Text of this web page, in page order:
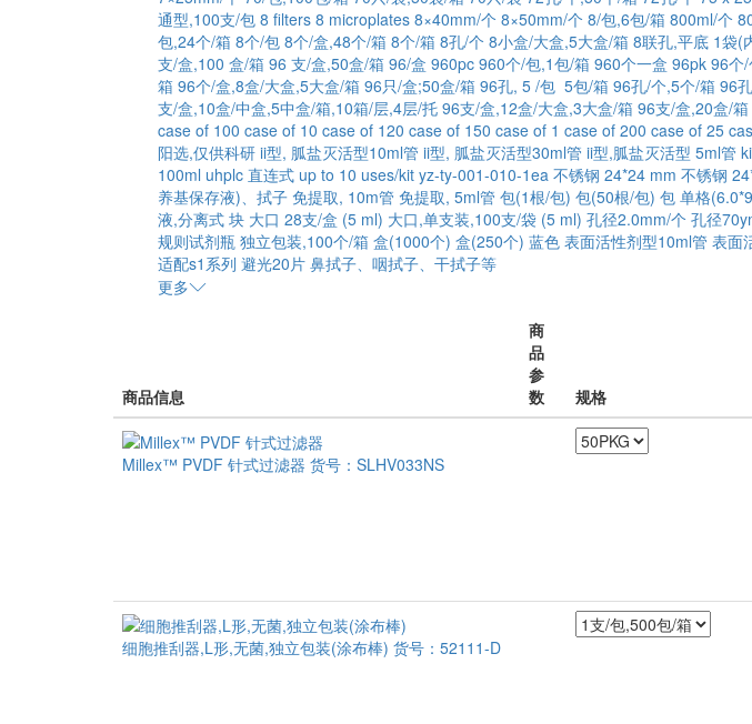
通型,100支/包 8 filters 8 microplates 8×40mm/个 8×50mm/个 8/包,6包/箱 800ml/个
包,24个/箱 8个/包 8个/盒,48个/箱 8个/箱 8孔/个 8小盒/大盒,5大盒/箱 8联孔,平底 1袋(
支/盒,100 盒/箱 96 支/盒,50盒/箱 96/盒 960pc 960个/包,1包/箱 960个一盒 96pk 96个
箱 96个/盒,8盒/大盒,5大盒/箱 96只/盒;50盒/箱 96孔, 5 /包 5包/箱 96孔/个,5个/箱 96
支/盒,10盒/中盒,5中盒/箱,10箱/层,4层/托 96支/盒,12盒/大盒,3大盒/箱 96支/盒,20盒/箱
case of 100 case of 10 case of 120 case of 150 case of 1 case of 200 case of 25
阳选,仅供科研 ii型, 胍盐灭活型10ml管 ii型, 胍盐灭活型30ml管 ii型,胍盐灭活型 5ml管
100ml uhplc 直连式 up to 10 uses/kit yz-ty-001-010-1ea 不锈钢 24*24 mm 不锈钢
养基保存液)、拭子 免提取, 10m管 免提取, 5ml管 包(1根/包) 包(50根/包) 包 单格
液,分离式 块 大口 28支/盒 (5 ml) 大口,单支装,100支/袋 (5 ml) 孔径2.0mm/个 孔径
规则试剂瓶 独立包装,100个/箱 盒(1000个) 盒(250个) 蓝色 表面活性剂型10ml管 表面
适配s1系列 避光20片 鼻拭子、咽拭子、干拭子等
更多
商品信息
商
品
参
数
规格
Millex™ PVDF 针式过滤器 货号：SLHV033NS
细胞推刮器,L形,无菌,独立包装(涂布棒) 货号：52111-D